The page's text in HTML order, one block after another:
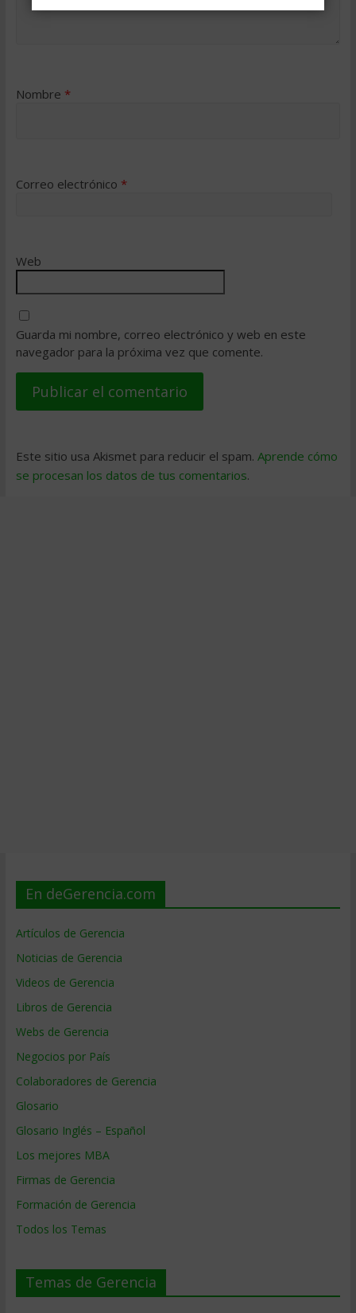
Nombre *
Correo electrónico *
Web
Guarda mi nombre, correo electrónico y web en este
navegador para la próxima vez que comente.
Este sitio usa Akismet para reducir el spam. Aprende cómo
se procesan los datos de tus comentarios.
En deGerencia.com
Artículos de Gerencia
Noticias de Gerencia
Videos de Gerencia
Libros de Gerencia
Webs de Gerencia
Negocios por País
Colaboradores de Gerencia
Glosario
Glosario Inglés – Español
Los mejores MBA
Firmas de Gerencia
Formación de Gerencia
Todos los Temas
Temas de Gerencia